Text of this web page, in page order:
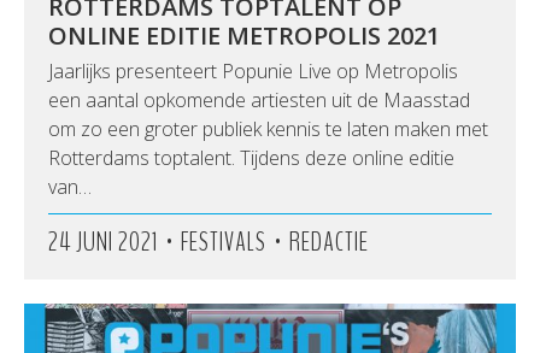
ROTTERDAMS TOPTALENT OP
ONLINE EDITIE METROPOLIS 2021
Jaarlijks presenteert Popunie Live op Metropolis
een aantal opkomende artiesten uit de Maasstad
om zo een groter publiek kennis te laten maken met
Rotterdams toptalent. Tijdens deze online editie
van…
24 JUNI 2021 • FESTIVALS • REDACTIE